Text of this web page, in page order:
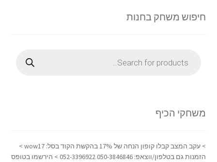
חיפוש משחק בחנות
search
משחקי הכיף
> עקב המצב קבלו קופון הנחה של 17% בהקשת הקוד בסל: wow17 >
הזמנות גם בטלפון/ווצאפ: 050-3846846 052-3396922 > הירשמו בטופס